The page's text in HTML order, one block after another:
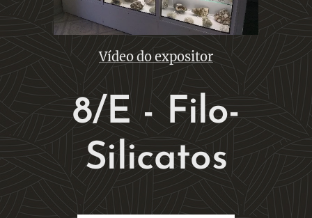
Vídeo do expositor
8/E - Filo-
Silicatos